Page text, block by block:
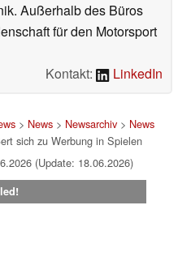
Außerhalb des Büros
für den Motorsport
Kontakt:
LinkedIn
> News> Newsarchiv> News
sich zu Werbung in Spielen
(Update: 18.06.2026)